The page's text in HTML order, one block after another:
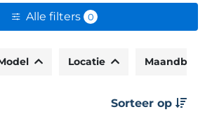
Alle filters 0
Locatie
Sorteer op